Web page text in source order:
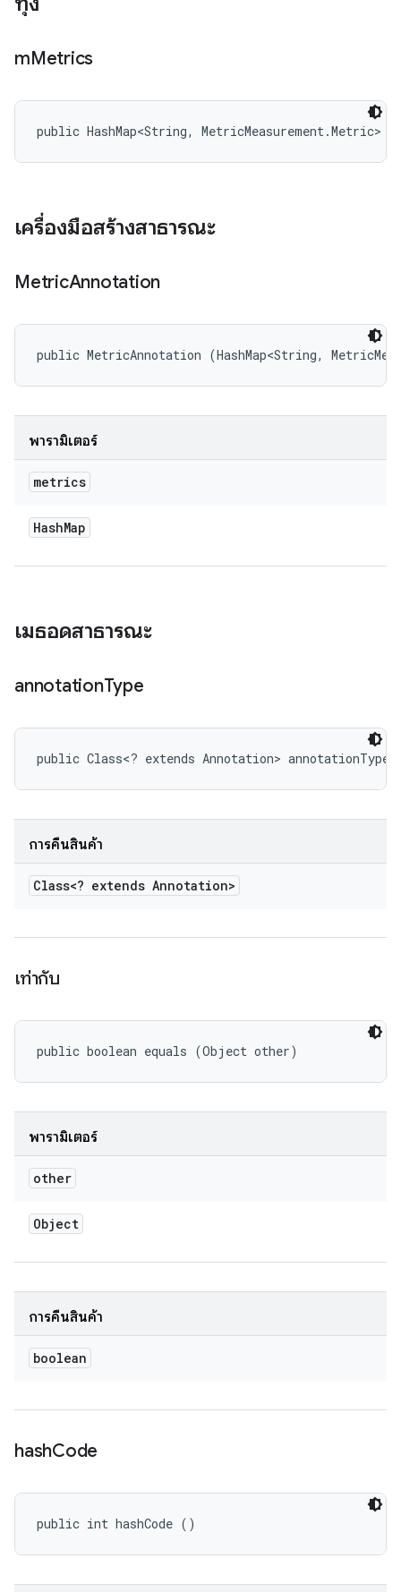
mMetrics
public HashMap<String, MetricMeasurement.Metric>
เครื่องมือสร้างสาธารณะ
MetricAnnotation
public MetricAnnotation (HashMap<String,
พารามิเตอร์
metrics
HashMap
เมธอดสาธารณะ
annotationType
public Class<? extends Annotation>
การคืนสินค้า
Class<? extends Annotation>
เท่ากับ
public boolean equals (Object other)
พารามิเตอร์
other
Object
การคืนสินค้า
boolean
hashCode
public int hashCode ()